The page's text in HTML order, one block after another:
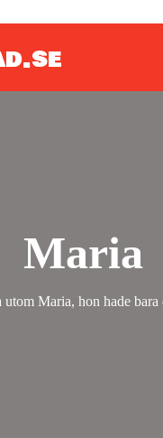
Maria
Maria, hon hade bara